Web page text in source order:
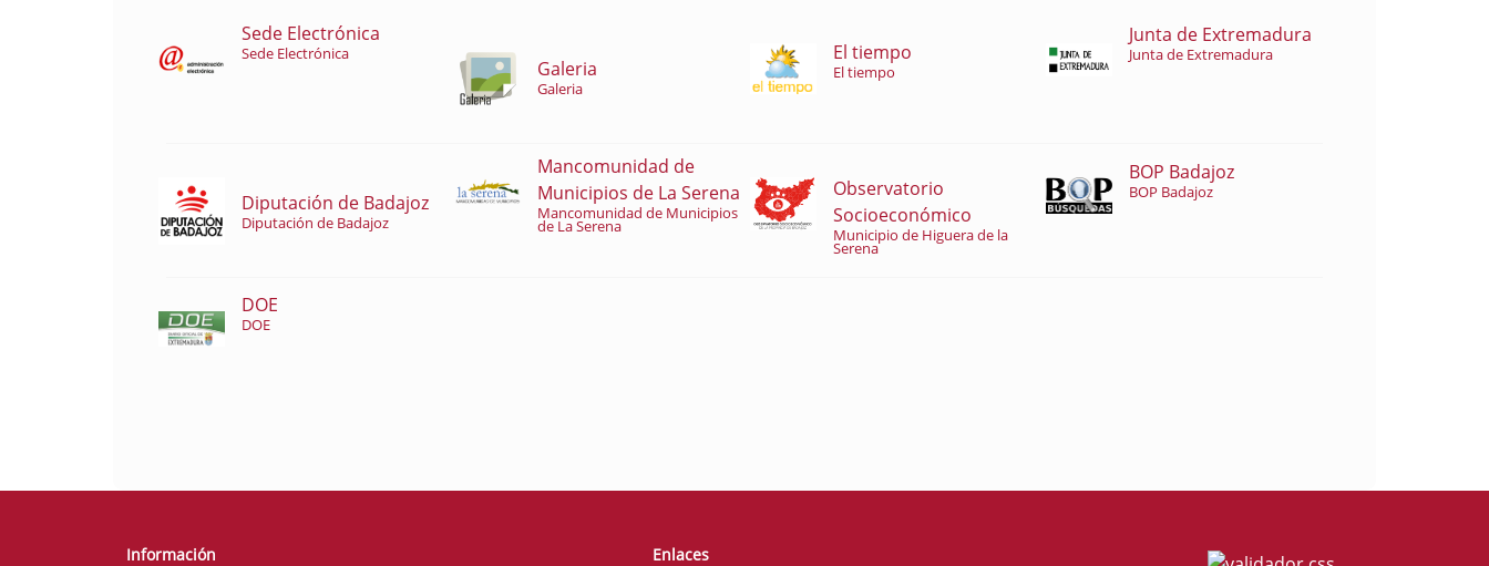
Sede Electrónica
Sede Electrónica
Galeria
Galeria
El tiempo
El tiempo
Junta de Extremadura
Junta de Extremadura
Diputación de Badajoz
Diputación de Badajoz
Mancomunidad de
Municipios de La Serena
Mancomunidad de Municipios
de La Serena
Observatorio
Socioeconómico
Municipio de Higuera de la
Serena
BOP Badajoz
BOP Badajoz
DOE
DOE
Información Enlaces